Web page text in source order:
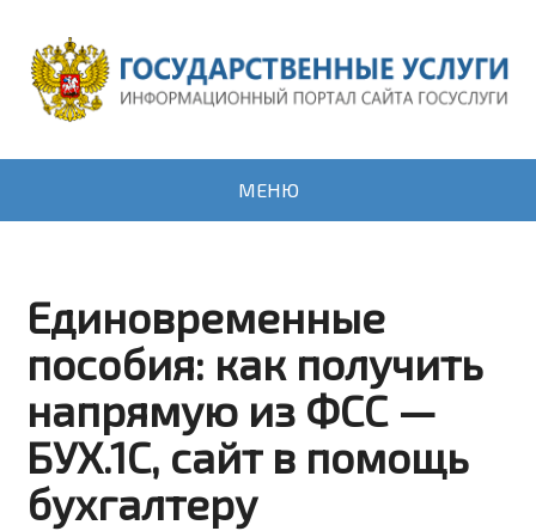
МЕНЮ
Единовременные
пособия: как получить
напрямую из ФСС —
БУХ.1С, сайт в помощь
бухгалтеру